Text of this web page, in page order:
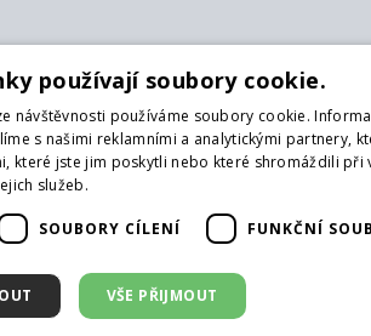
Praha 9
Praha 4
Brno
Liberec
Hradec Králové
Karlovy Vary
O nás
používají soubory cookie.
návštěvnosti používáme soubory cookie.
s našimi reklamními a analytickými partnery,
které jste jim poskytli nebo které shromáždili při
služeb.
SOUBORY CÍLENÍ FUNKČNÍ
VŠE PŘIJMOUT